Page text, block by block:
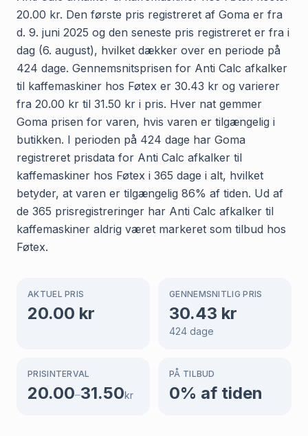
20.00 kr. Den første pris registreret af Goma er fra
d. 9. juni 2025 og den seneste pris registreret er fra i
dag (6. august), hvilket dækker over en periode på
424 dage. Gennemsnitsprisen for Anti Calc afkalker
til kaffemaskiner hos Føtex er 30.43 kr og varierer
fra 20.00 kr til 31.50 kr i pris. Hver nat gemmer
Goma prisen for varen, hvis varen er tilgængelig i
butikken. I perioden på 424 dage har Goma
registreret prisdata for Anti Calc afkalker til
kaffemaskiner hos Føtex i 365 dage i alt, hvilket
betyder, at varen er tilgængelig 86% af tiden. Ud af
de 365 prisregistreringer har Anti Calc afkalker til
kaffemaskiner aldrig været markeret som tilbud hos
Føtex.
AKTUEL PRIS
20.00 kr
GENNEMSNITLIG PRIS
30.43 kr
424 dage
PRISINTERVAL
20.00–31.50kr
PÅ TILBUD
0% af tiden